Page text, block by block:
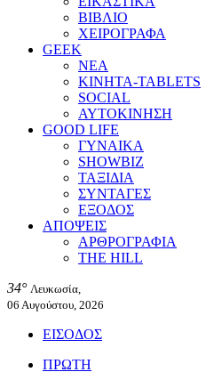
ΒΙΒΛΙΟ
ΧΕΙΡΟΓΡΑΦΑ
GEEK
ΝΕΑ
ΚΙΝΗΤΑ-TABLETS
SOCIAL
ΑΥΤΟΚΙΝΗΣΗ
GOOD LIFE
ΓΥΝΑΙΚΑ
SHOWBIZ
ΤΑΞΙΔΙΑ
ΣΥΝΤΑΓΕΣ
ΕΞΟΔΟΣ
ΑΠΟΨΕΙΣ
ΑΡΘΡΟΓΡΑΦΙΑ
THE HILL
34° Λευκωσία,
06 Αυγούστου, 2026
ΕΙΣΟΔΟΣ
ΠΡΩΤΗ